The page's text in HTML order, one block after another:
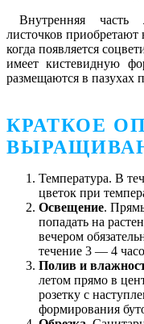
Внутренняя часть
листочков
когда появляется
имеет кистевидную
размещаются в пазухах
КРАТКОЕ
Температура. В
цветок при
Освещение.
попадать на
вечером
течение 3 — 4
Полив и
летом прямо в
розетку с
формирования